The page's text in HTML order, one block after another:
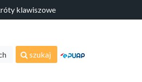
klawiszowe
szukaj